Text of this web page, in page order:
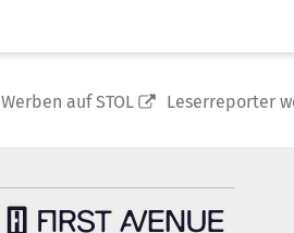
Werben auf STOL Leserreporter